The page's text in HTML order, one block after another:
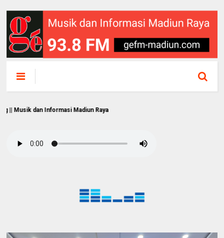
dan Informasi Madiun Raya